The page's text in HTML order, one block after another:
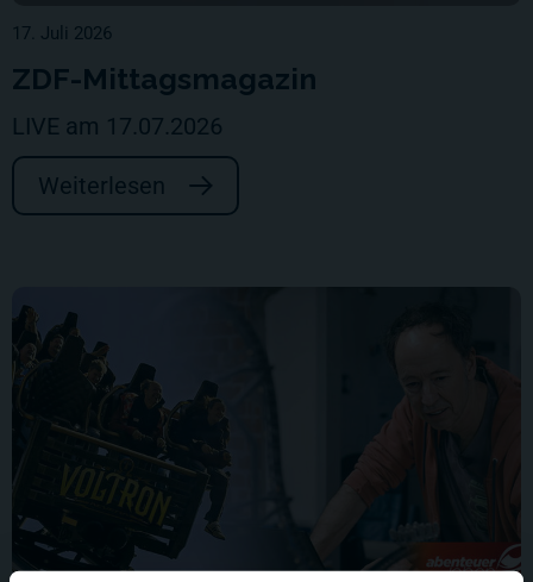
17. Juli 2026
ZDF-Mittagsmagazin
LIVE am 17.07.2026
Weiterlesen